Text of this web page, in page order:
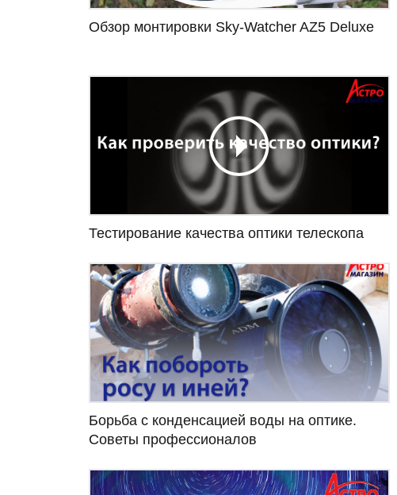
Обзор монтировки Sky-Watcher AZ5 Deluxe
Тестирование качества оптики телескопа
Борьба с конденсацией воды на оптике.
Советы профессионалов